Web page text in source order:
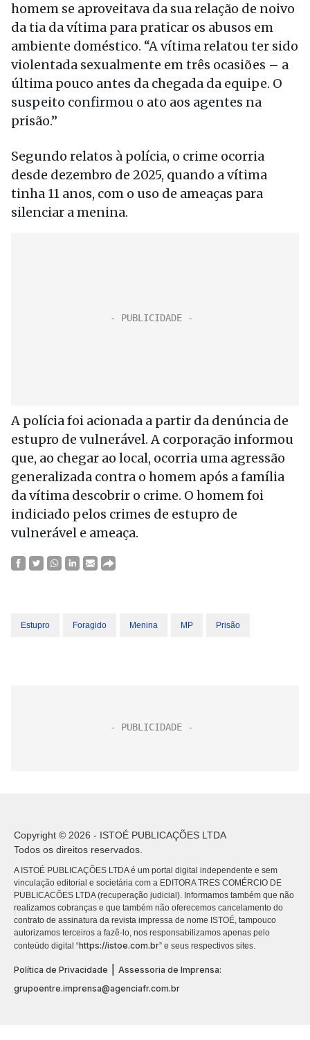
homem se aproveitava da sua relação de noivo
da tia da vítima para praticar os abusos em
ambiente doméstico. “A vítima relatou ter sido
violentada sexualmente em três ocasiões – a
última pouco antes da chegada da equipe. O
suspeito confirmou o ato aos agentes na
prisão.”
Segundo relatos à polícia, o crime ocorria
desde dezembro de 2025, quando a vítima
tinha 11 anos, com o uso de ameaças para
silenciar a menina.
A polícia foi acionada a partir da denúncia de
estupro de vulnerável. A corporação informou
que, ao chegar ao local, ocorria uma agressão
generalizada contra o homem após a família
da vítima descobrir o crime. O homem foi
indiciado pelos crimes de estupro de
vulnerável e ameaça.
Estupro Foragido Menina MP Prisão
Copyright © 2026 - ISTOÉ PUBLICAÇÕES LTDA
Todos os direitos reservados.
A ISTOÉ PUBLICAÇÕES LTDA é um portal digital independente e sem
vinculação editorial e societária com a EDITORA TRES COMÉRCIO DE
PUBLICACÕES LTDA (recuperação judicial). Informamos também que não
realizamos cobranças e que também não oferecemos cancelamento do
contrato de assinatura da revista impressa de nome ISTOÉ, tampouco
autorizamos terceiros a fazê-lo, nos responsabilizamos apenas pelo
conteúdo digital “https://istoe.com.br” e seus respectivos sites.
Política de Privacidade
Assessoria de Imprensa:
grupoentre.imprensa@agenciafr.com.br